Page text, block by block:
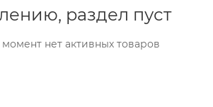
раздел пуст
нет активных товаров